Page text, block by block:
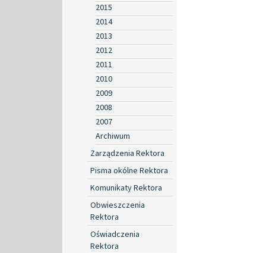
2015
2014
2013
2012
2011
2010
2009
2008
2007
Archiwum
Zarządzenia Rektora
Pisma okólne Rektora
Komunikaty Rektora
Obwieszczenia
Rektora
Oświadczenia
Rektora